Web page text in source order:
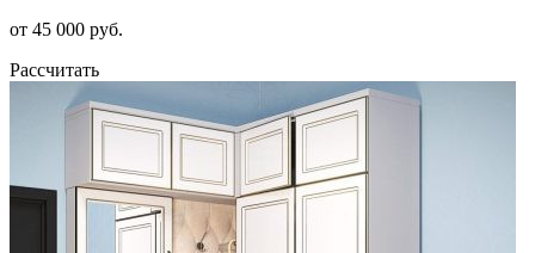
от 45 000 руб.
Рассчитать